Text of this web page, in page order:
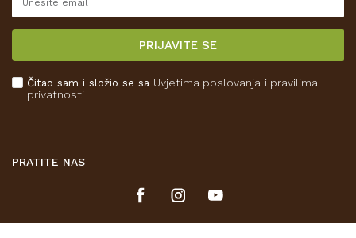
Reklamacije
Isporuka
Kako kupiti
PRIJAVITE SE
Čitao sam i složio se sa Uvjetima poslovanja i pravilima
privatnosti
PRATITE NAS